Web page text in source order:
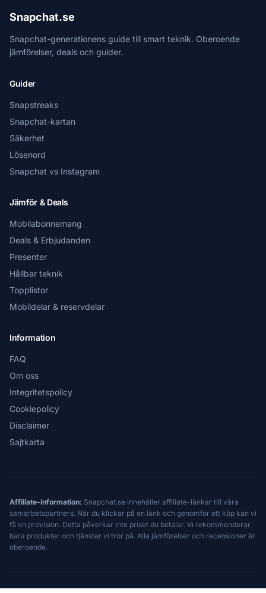
Snapchat.se
Snapchat-generationens guide till smart teknik. Oberoende
jämförelser, deals och guider.
Guider
Snapstreaks
Snapchat-kartan
Säkerhet
Lösenord
Snapchat vs Instagram
Jämför & Deals
Mobilabonnemang
Deals & Erbjudanden
Presenter
Hållbar teknik
Topplistor
Mobildelar & reservdelar
Information
FAQ
Om oss
Integritetspolicy
Cookiepolicy
Disclaimer
Sajtkarta
Affiliate-information: Snapchat.se innehåller affiliate-länkar till våra
samarbetspartners. När du klickar på en länk och genomför ett köp kan vi
få en provision. Detta påverkar inte priset du betalar. Vi rekommenderar
bara produkter och tjänster vi tror på. Alla jämförelser och recensioner är
oberoende.